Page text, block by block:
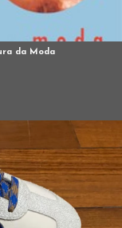
da Moda